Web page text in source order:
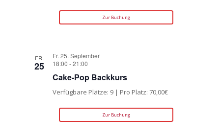
Zur Buchung
FR.
25
Fr. 25. September
18:00 -21:00
Cake-Pop Backkurs
Verfügbare Plätze: 9 | Pro Platz: 70,00€
Zur Buchung